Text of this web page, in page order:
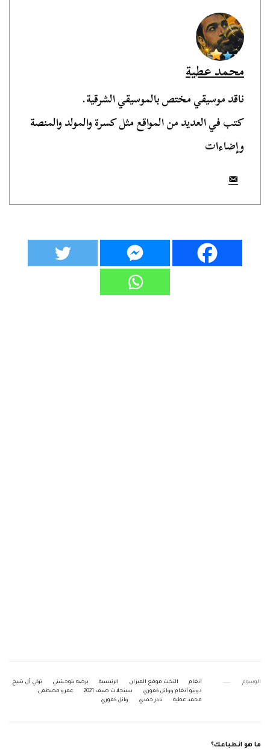
محمد عطية
ناقد موسيقي مختص بالموسيقي الشرقية.
كتب في العديد من المواقع مثل كسرة والمولد والمنصة
وإضاءات
الوسوم أنغام التخت موقع الميزان الرئيسية برضه بتوحشني
تركي اّل شيخ
دويتو أنغام ووائل كفوري
سينجلات صيف 2021
عمرو مصطفى
محمد عطية
نادر حمدي وائل كفوري
ما هو انطباعك؟